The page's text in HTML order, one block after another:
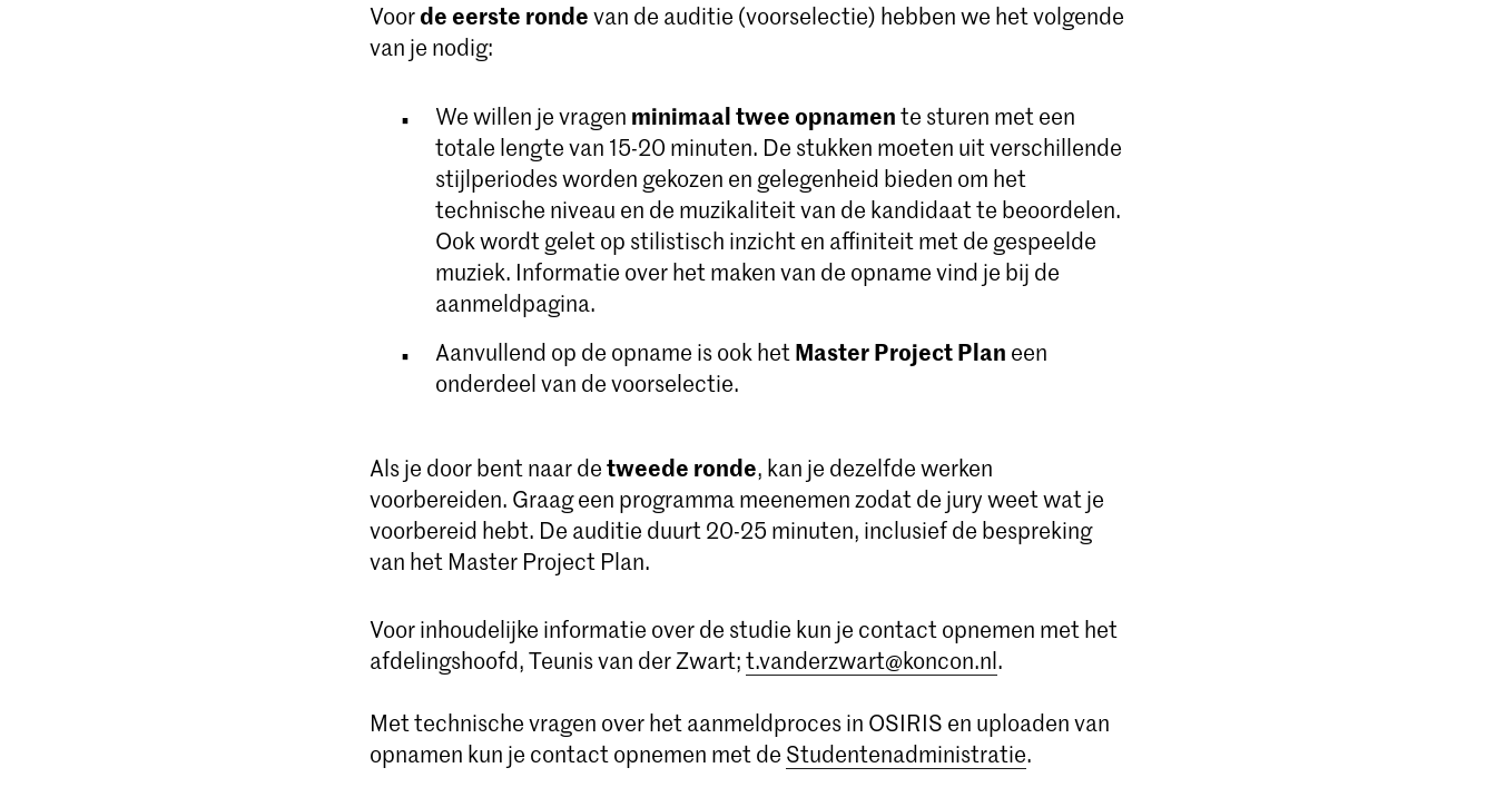
Voorde eerste rondevan de auditie (voorselectie) hebben we het volgende
van je nodig:
We willen je vragen minimaal twee opnamente sturen met een
totale lengte van 15-20 minuten. De stukken moeten uit verschillende
stijlperiodes worden gekozen en gelegenheid bieden om het
technische niveau en de muzikaliteit van de kandidaat te beoordelen.
Ook wordt gelet op stilistisch inzicht en affiniteit met de gespeelde
muziek. Informatie over het maken van de opname vind je bij de
aanmeldpagina.
Aanvullend op de opname is ook het Master Project Plan een
onderdeel van de voorselectie.
Als je door bent naar detweede ronde, kan je dezelfde werken
voorbereiden. Graag een programma meenemen zodat de jury weet wat je
voorbereid hebt. De auditie duurt 20-25 minuten, inclusief de bespreking
van het Master Project Plan.
Voor inhoudelijke informatie over de studie kun je contact opnemen met het
afdelingshoofd, Teunis van der Zwart;t.vanderzwart@koncon.nl.
Met technische vragen over het aanmeldproces in OSIRIS en uploaden van
opnamen kun je contact opnemen met de Studentenadministratie.